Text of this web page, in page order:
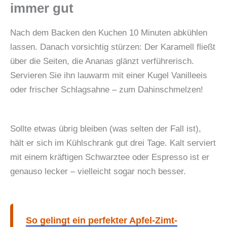
immer gut
Nach dem Backen den Kuchen 10 Minuten abkühlen
lassen. Danach vorsichtig stürzen: Der Karamell fließt
über die Seiten, die Ananas glänzt verführerisch.
Servieren Sie ihn lauwarm mit einer Kugel Vanilleeis
oder frischer Schlagsahne – zum Dahinschmelzen!
Sollte etwas übrig bleiben (was selten der Fall ist),
hält er sich im Kühlschrank gut drei Tage. Kalt serviert
mit einem kräftigen Schwarztee oder Espresso ist er
genauso lecker – vielleicht sogar noch besser.
So gelingt ein perfekter Apfel-Zimt-